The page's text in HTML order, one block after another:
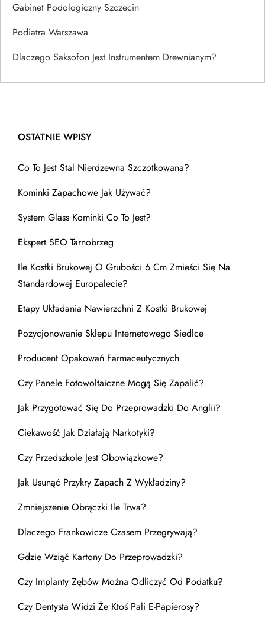
Gabinet Podologiczny Szczecin
Podiatra Warszawa
Dlaczego Saksofon Jest Instrumentem Drewnianym?
OSTATNIE WPISY
Co To Jest Stal Nierdzewna Szczotkowana?
Kominki Zapachowe Jak Używać?
System Glass Kominki Co To Jest?
Ekspert SEO Tarnobrzeg
Ile Kostki Brukowej O Grubości 6 Cm Zmieści Się Na
Standardowej Europalecie?
Etapy Układania Nawierzchni Z Kostki Brukowej
Pozycjonowanie Sklepu Internetowego Siedlce
Producent Opakowań Farmaceutycznych
Czy Panele Fotowoltaiczne Mogą Się Zapalić?
Jak Przygotować Się Do Przeprowadzki Do Anglii?
Ciekawość Jak Działają Narkotyki?
Czy Przedszkole Jest Obowiązkowe?
Jak Usunąć Przykry Zapach Z Wykładziny?
Zmniejszenie Obrączki Ile Trwa?
Dlaczego Frankowicze Czasem Przegrywają?
Gdzie Wziąć Kartony Do Przeprowadzki?
Czy Implanty Zębów Można Odliczyć Od Podatku?
Czy Dentysta Widzi Że Ktoś Pali E-Papierosy?